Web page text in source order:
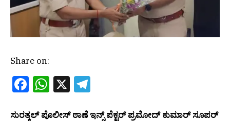
Share on:
Facebook
WhatsApp
X
ಸುರತ್ಕಲ್ ಪೊಲೀಸ್ ಠಾಣೆ ಇನ್ಸ್ ಪೆಕ್ಟರ್ ಪ್ರಮೋದ್ ಕುಮಾರ್ ಸೂಪರ್